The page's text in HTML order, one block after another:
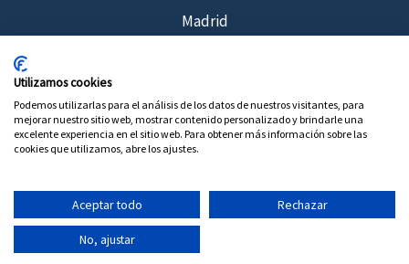
Madrid
Valencia
Bilbao
Copyright © 2026 Certificados de Registro Civil
Utilizamos cookies
Podemos utilizarlas para el análisis de los datos de nuestros visitantes, para
mejorar nuestro sitio web, mostrar contenido personalizado y brindarle una
excelente experiencia en el sitio web. Para obtener más información sobre las
cookies que utilizamos, abre los ajustes.
Aceptar todo Rechazar
No, ajustar